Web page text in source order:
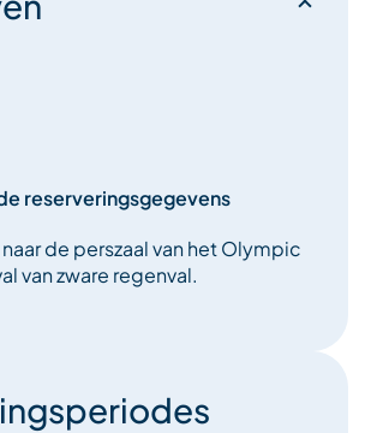
reserveringsgegevens
de perszaal van het Olympic
van zware regenval.